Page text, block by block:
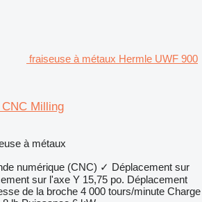
fraiseuse à métaux Hermle UWF 900
Milling
à métaux
numérique (CNC) ✓ Déplacement sur
sur l'axe Y 15,75 po. Déplacement
de la broche 4 000 tours/minute Charge